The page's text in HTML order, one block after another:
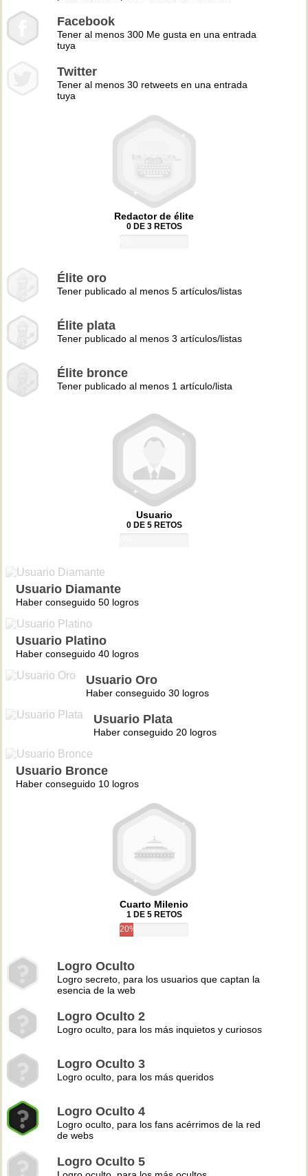
Facebook
Tener al menos 300 Me gusta en una entrada
tuya
Twitter
Tener al menos 30 retweets en una entrada
tuya
Redactor de élite
0 DE 3 RETOS
Élite oro
Tener publicado al menos 5 artículos/listas
Élite plata
Tener publicado al menos 3 artículos/listas
Élite bronce
Tener publicado al menos 1 artículo/lista
Usuario
0 DE 5 RETOS
Usuario Diamante
Haber conseguido 50 logros
Usuario Platino
Haber conseguido 40 logros
Usuario Oro
Haber conseguido 30 logros
Usuario Plata
Haber conseguido 20 logros
Usuario Bronce
Haber conseguido 10 logros
Cuarto Milenio
1 DE 5 RETOS
20%
Logro Oculto
Logro secreto, para los usuarios que captan la
esencia de la web
Logro Oculto 2
Logro oculto, para los más inquietos y curiosos
Logro Oculto 3
Logro oculto, para los más queridos
Logro Oculto 4
Logro oculto, para los fans acérrimos de la red
de webs
Logro Oculto 5